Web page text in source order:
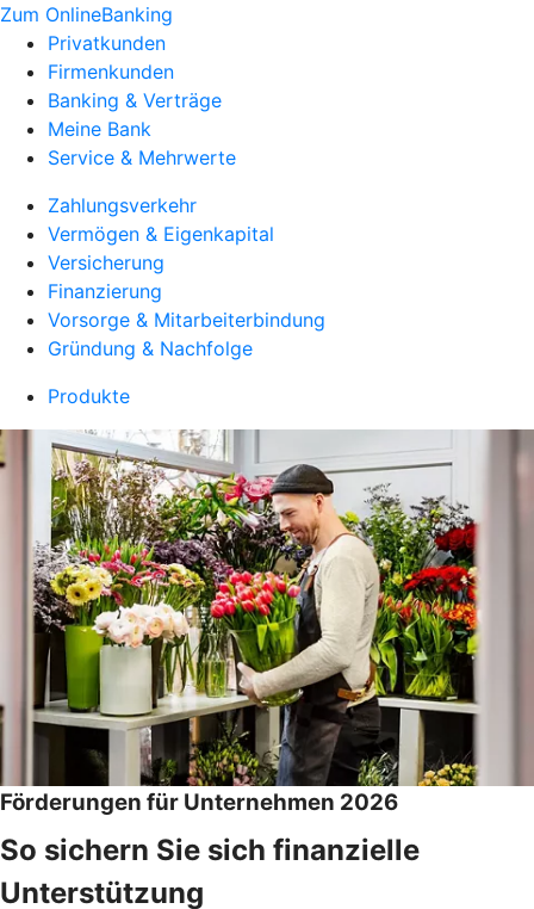
Zum OnlineBanking
Privatkunden
Firmenkunden
Banking & Verträge
Meine Bank
Service & Mehrwerte
Zahlungsverkehr
Vermögen & Eigenkapital
Versicherung
Finanzierung
Vorsorge & Mitarbeiterbindung
Gründung & Nachfolge
Produkte
Förderungen für Unternehmen 2026
So sichern Sie sich finanzielle
Unterstützung